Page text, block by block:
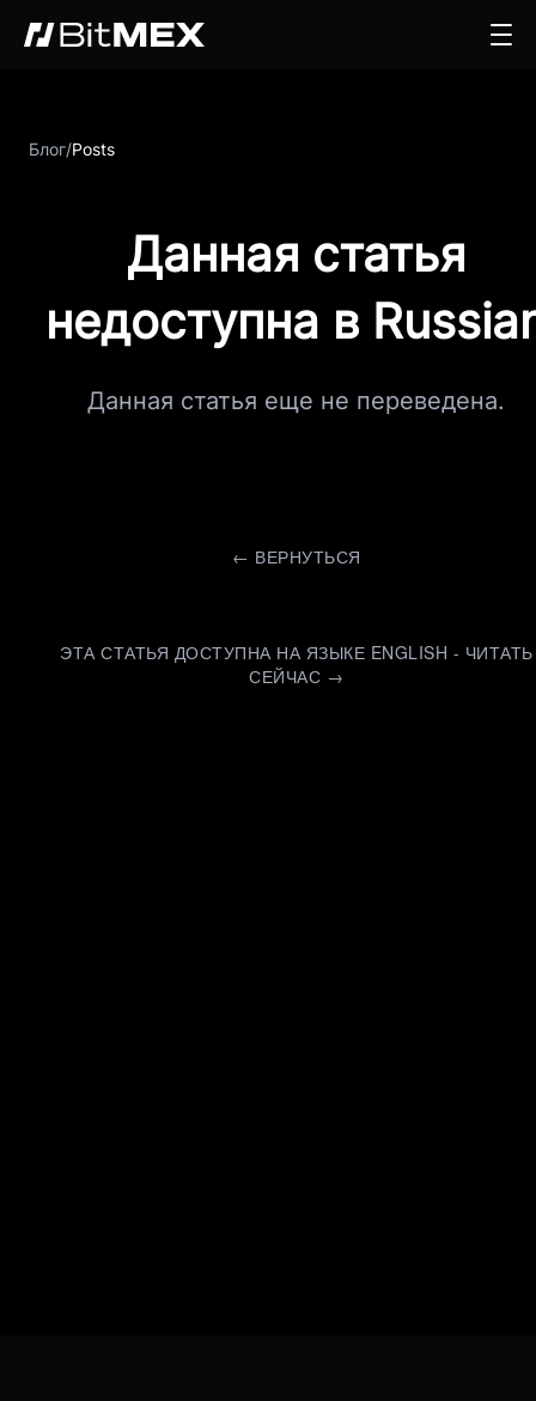
Блог/Posts
Данная статья
недоступна в
Данная статья еще не переведена.
← ВЕРНУТЬСЯ
ЭТА СТАТЬЯ ДОСТУПНА НА ЯЗЫКЕ ENGLISH - ЧИТАТЬ
СЕЙЧАС →